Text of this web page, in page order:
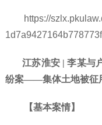
https://
江苏淮安 | 李某与
纷案——集体土地被征
【基本案情】